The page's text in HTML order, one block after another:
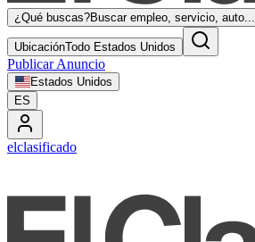
¿Qué buscas?Buscar empleo, servicio, auto...
UbicaciónTodo Estados Unidos
Publicar Anuncio
Estados Unidos
ES
elclasificado